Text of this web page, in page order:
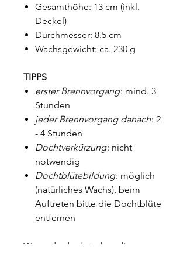
Gesamthöhe: 13 cm (inkl.
Deckel)
Durchmesser: 8.5 cm
Wachsgewicht: ca. 230 g
TIPPS
erster Brennvorgang: mind. 3
Stunden
jeder Brennvorgang danach: 2
- 4 Stunden
Dochtverkürzung: nicht
notwendig
Dochtblütebildung: möglich
(natürliches Wachs), beim
Auftreten bitte die Dochtblüte
entfernen
Wenn du denkst, dass die